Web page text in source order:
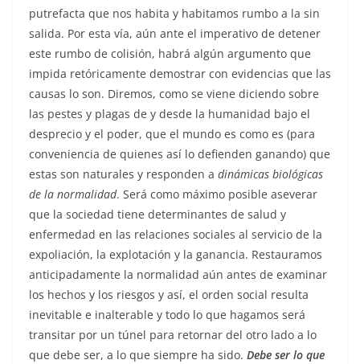
putrefacta que nos habita y habitamos rumbo a la sin
salida. Por esta vía, aún ante el imperativo de detener
este rumbo de colisión, habrá algún argumento que
impida retóricamente demostrar con evidencias que las
causas lo son. Diremos, como se viene diciendo sobre
las pestes y plagas de y desde la humanidad bajo el
desprecio y el poder, que el mundo es como es (para
conveniencia de quienes así lo defienden ganando) que
estas son naturales y responden a dinámicas biológicas
de la normalidad. Será como máximo posible aseverar
que la sociedad tiene determinantes de salud y
enfermedad en las relaciones sociales al servicio de la
expoliación, la explotación y la ganancia. Restauramos
anticipadamente la normalidad aún antes de examinar
los hechos y los riesgos y así, el orden social resulta
inevitable e inalterable y todo lo que hagamos será
transitar por un túnel para retornar del otro lado a lo
que debe ser, a lo que siempre ha sido. Debe ser lo que